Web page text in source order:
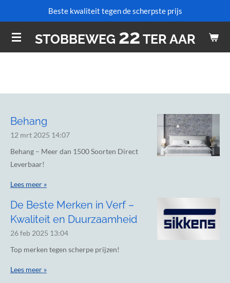
naar
de
STOBBEWEG 22 TER AAR
Beste kwaliteit tegen de scherpste prijs
Behang
12 mrt 2025 14:07
Behang – Meer dan 1500 Soorten Direct
Leverbaar!
Lees meer »
De Beste Merken in Verf –
Kwaliteit en Duurzaamheid
26 feb 2025 13:04
Top merken tegen scherpe prijzen!
Lees meer »